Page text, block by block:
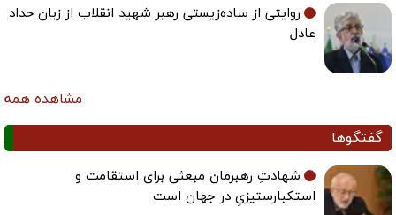
روایتی از ساده‌زیستی رهبر شهید انقلاب از زبان حداد
عادل
مشاهده همه
گفتگوها
شهادتِ رهبرمان مبعثی برای استقامت و
استکبارستیزیِ در جهان است